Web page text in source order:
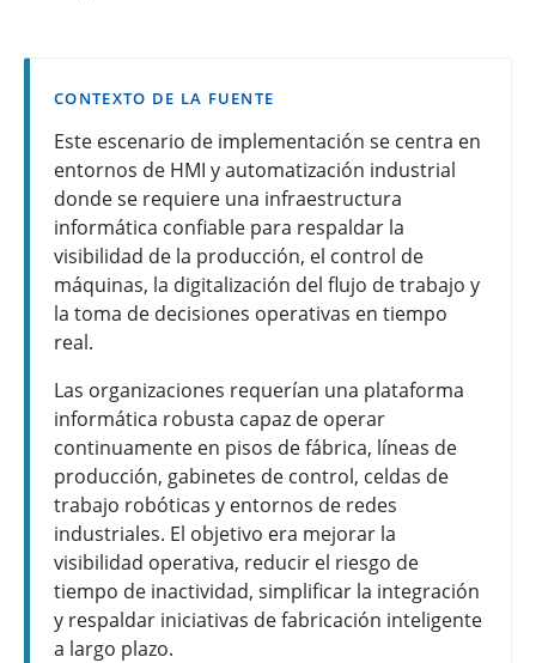
CONTEXTO DE LA FUENTE
Este escenario de implementación se centra en
entornos de HMI y automatización industrial
donde se requiere una infraestructura
informática confiable para respaldar la
visibilidad de la producción, el control de
máquinas, la digitalización del flujo de trabajo y
la toma de decisiones operativas en tiempo
real.
Las organizaciones requerían una plataforma
informática robusta capaz de operar
continuamente en pisos de fábrica, líneas de
producción, gabinetes de control, celdas de
trabajo robóticas y entornos de redes
industriales. El objetivo era mejorar la
visibilidad operativa, reducir el riesgo de
tiempo de inactividad, simplificar la integración
y respaldar iniciativas de fabricación inteligente
a largo plazo.